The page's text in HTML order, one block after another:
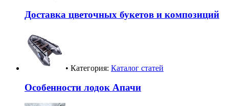
Доставка цветочных букетов и композиций
• Категория: Каталог статей
Особенности лодок Апачи